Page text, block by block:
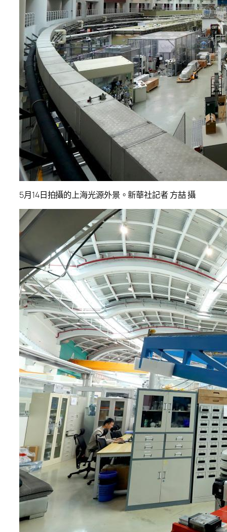
5月14日拍攝的上海光源外景。新華社記者 方喆 攝